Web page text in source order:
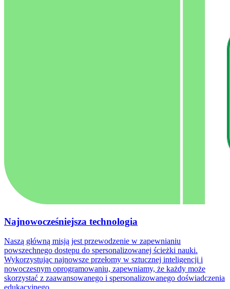
Najnowocześniejsza technologia
Naszą główną misją jest przewodzenie w zapewnianiu
powszechnego dostępu do spersonalizowanej ścieżki nauki.
Wykorzystując najnowsze przełomy w sztucznej inteligencji i
nowoczesnym oprogramowaniu, zapewniamy, że każdy może
skorzystać z zaawansowanego i spersonalizowanego doświadczenia